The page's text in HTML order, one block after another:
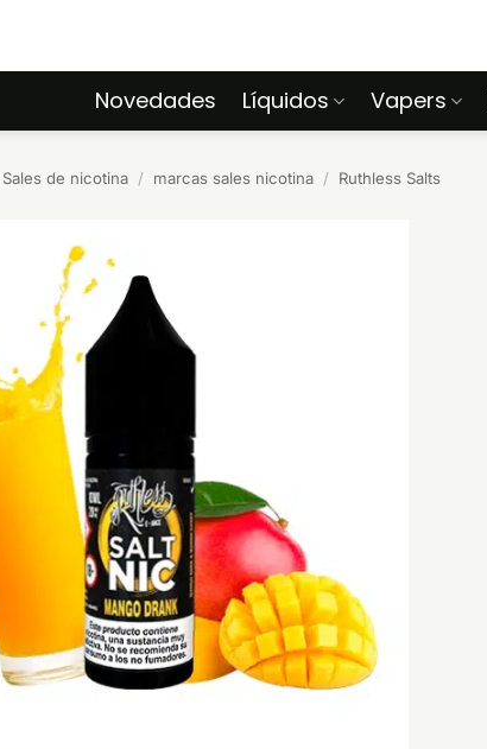
Novedades Líquidos Vapers
Sales de nicotina / marcas sales nicotina / Ruthless Salts